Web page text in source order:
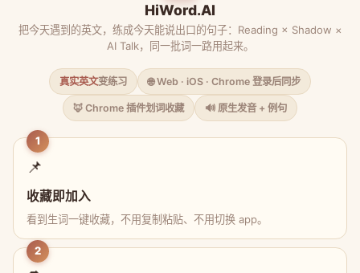
HiWord.AI
把今天遇到的英文，练成今天能说出口的句子：Reading × Shadow ×
AI Talk，同一批词一路用起来。
真实英文变练习 🌐 Web · iOS · Chrome 登录后同步
🦊 Chrome 插件划词收藏 🔊 原生发音 + 例句
1
📌
收藏即加入
看到生词一键收藏，不用复制粘贴、不用切换 app。
2